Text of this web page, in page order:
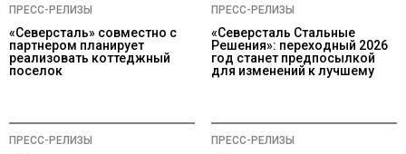
ПРЕСС-РЕЛИЗЫ
«Северсталь» совместно с
партнером планирует
реализовать коттеджный
поселок
ПРЕСС-РЕЛИЗЫ
«Северсталь Стальные
Решения»: переходный 2026
год станет предпосылкой
для изменений к лучшему
ПРЕСС-РЕЛИЗЫ ПРЕСС-РЕЛИЗЫ